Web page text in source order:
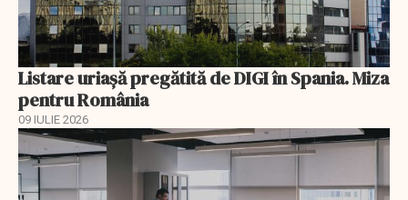
Listare uriașă pregătită de DIGI în Spania. Miza
pentru România
09 IULIE 2026